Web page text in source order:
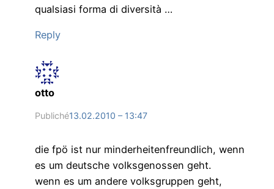
qualsiasi forma di diversità …
Reply
otto
Publiché13.02.2010 – 13:47
die fpö ist nur minderheitenfreundlich, wenn
es um deutsche volksgenossen geht.
wenn es um andere volksgruppen geht,